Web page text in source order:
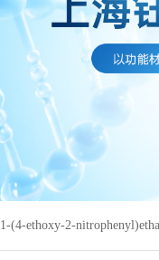
1-(4-ethoxy-2-